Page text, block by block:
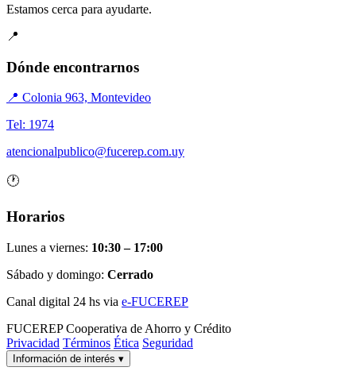
Estamos cerca para ayudarte.
📍
Dónde encontrarnos
📍 Colonia 963, Montevideo
Tel: 1974
atencionalpublico@fucerep.com.uy
🕐
Horarios
Lunes a viernes: 10:30 – 17:00
Sábado y domingo: Cerrado
Canal digital 24 hs via e-FUCEREP
FUCEREP Cooperativa de Ahorro y Crédito
Privacidad Términos Ética Seguridad
Información de interés ▾